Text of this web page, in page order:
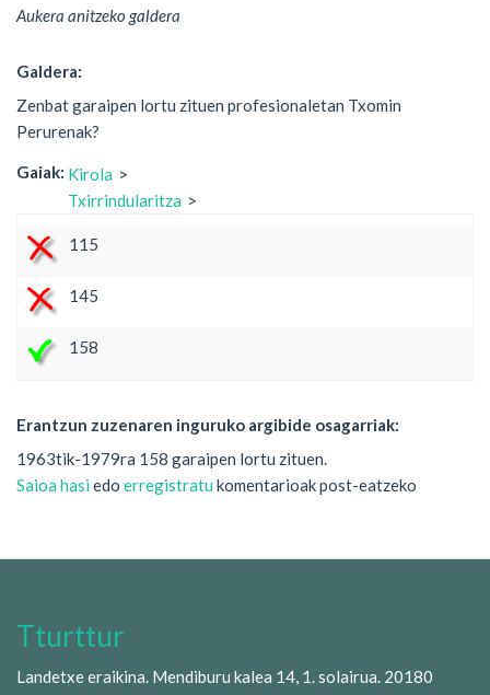
Aukera anitzeko galdera
Galdera:
Zenbat garaipen lortu zituen profesionaletan Txomin
Perurenak?
Gaiak: Kirola
Txirrindularitza
115
145
158
Erantzun zuzenaren inguruko argibide osagarriak:
1963tik-1979ra 158 garaipen lortu zituen.
Saioa hasi edo erregistratu komentarioak post-eatzeko
Tturttur
Landetxe eraikina. Mendiburu kalea 14, 1. solairua. 20180